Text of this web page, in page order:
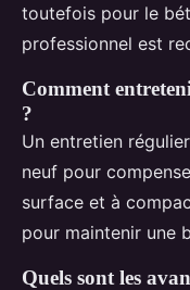
toutefois pour le
professionnel est
Comment
?
Un entretien
neuf pour
surface et à
pour maintenir une
Quels sont les